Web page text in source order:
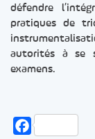
défendre
pratiques de
autorités à se
examens.